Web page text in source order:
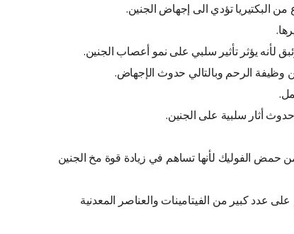
البكتيريا تؤدي الى إجهاض الجنين.
لأنه يؤثر تأثير سلبي على نمو أعصاب الجنين.
وظيفة الرحم وبالتالي حدوث الإجهاض.
أثار سلبية على الجنين.
الفوليك لأنها تساهم في زيادة قوة مخ الجنين
عدد كبير من الفيتامينات والعناصر المعدنية